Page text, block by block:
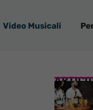
Video Musicali